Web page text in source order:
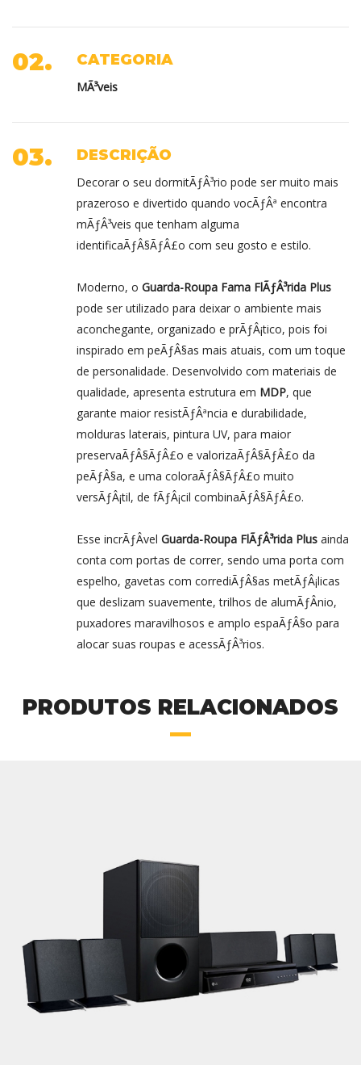
02. CATEGORIA
MÃ³veis
03. DESCRIÇÃO
Decorar o seu dormitÃƒÂ³rio pode ser muito mais
prazeroso e divertido quando vocÃƒÂª encontra
mÃƒÂ³veis que tenham alguma
identificaÃƒÂ§ÃƒÂ£o com seu gosto e estilo.
Moderno, o Guarda-Roupa Fama FlÃƒÂ³rida Plus
pode ser utilizado para deixar o ambiente mais
aconchegante, organizado e prÃƒÂ¡tico, pois foi
inspirado em peÃƒÂ§as mais atuais, com um toque
de personalidade. Desenvolvido com materiais de
qualidade, apresenta estrutura em MDP, que
garante maior resistÃƒÂªncia e durabilidade,
molduras laterais, pintura UV, para maior
preservaÃƒÂ§ÃƒÂ£o e valorizaÃƒÂ§ÃƒÂ£o da
peÃƒÂ§a, e uma coloraÃƒÂ§ÃƒÂ£o muito
versÃƒÂ¡til, de fÃƒÂ¡cil combinaÃƒÂ§ÃƒÂ£o.
Esse incrÃƒÂ­vel Guarda-Roupa FlÃƒÂ³rida Plus ainda
conta com portas de correr, sendo uma porta com
espelho, gavetas com corrediÃƒÂ§as metÃƒÂ¡licas
que deslizam suavemente, trilhos de alumÃƒÂ­nio,
puxadores maravilhosos e amplo espaÃƒÂ§o para
alocar suas roupas e acessÃƒÂ³rios.
PRODUTOS RELACIONADOS